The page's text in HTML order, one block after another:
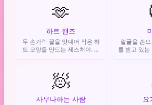
🫶
하트 핸즈
두 손가락 끝을 맞대어 작은 하
트 모양을 만드는 제스처야. 사
얼굴을 손
를 받고 있는
🧖
사우나하는 사람 요